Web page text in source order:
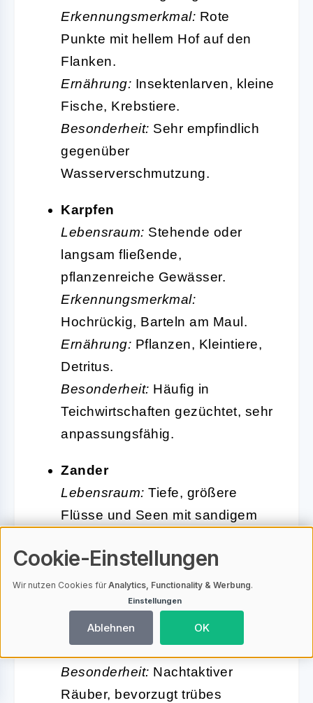
Erkennungsmerkmal: Rote
Punkte mit hellem Hof auf den
Flanken.
Ernährung: Insektenlarven, kleine
Fische, Krebstiere.
Besonderheit: Sehr empfindlich
gegenüber
Wasserverschmutzung.
Karpfen
Lebensraum: Stehende oder
langsam fließende,
pflanzenreiche Gewässer.
Erkennungsmerkmal:
Hochrückig, Barteln am Maul.
Ernährung: Pflanzen, Kleintiere,
Detritus.
Besonderheit: Häufig in
Teichwirtschaften gezüchtet, sehr
anpassungsfähig.
Zander
Lebensraum: Tiefe, größere
Flüsse und Seen mit sandigem
Erkennungsmerkmal: Zwei
Rückenflossen, spitzes Maul mit
Fangzähnen.
Ernährung:Fische, seltener
Krebse.
Besonderheit: Nachtaktiver
Räuber, bevorzugt trübes
Cookie-Einstellungen
Wir nutzen Cookies fürAnalytics, Functionality & Werbung.
Einstellungen
Ablehnen OK